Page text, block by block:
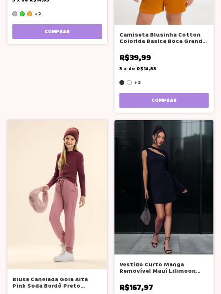
+2
COMPRAR Camiseta Blusinha Cotton
Colorida Basica Boca Grande
R$39,99
3 x de R$14,83
+2
COMPRAR
Blusa Canelada Gola Alta
Pink Soda Bordô Preto
Vestido Curto Manga
Removível Mauí Lilimoon
R$167,97